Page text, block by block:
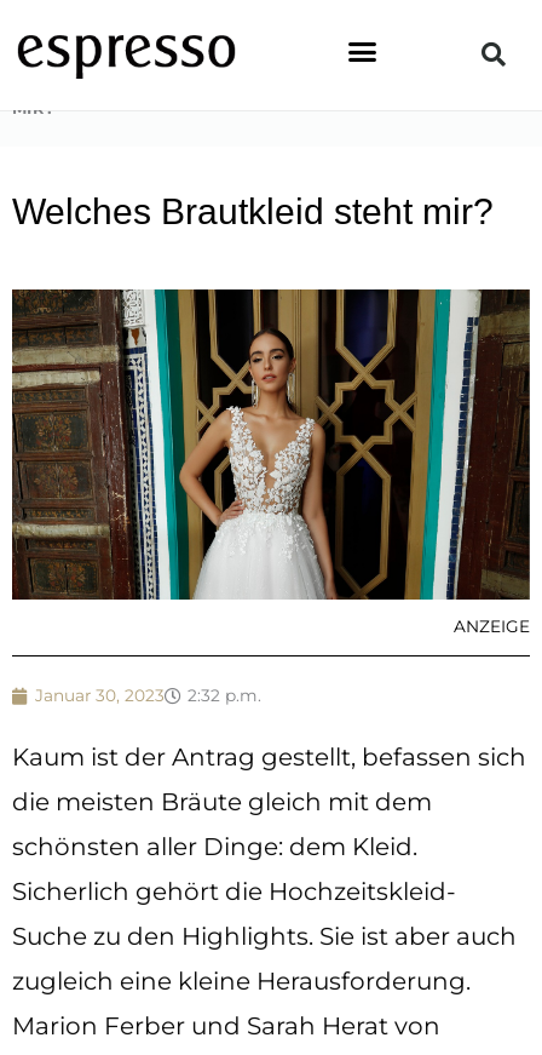
Inhalt
springen
STARTSEITE
MIR?
Welches Brautkleid steht mir?
ANZEIGE
Januar 30, 2023 2:32 p.m.
Kaum ist der Antrag gestellt, befassen sich
die meisten Bräute gleich mit dem
schönsten aller Dinge: dem Kleid.
Sicherlich gehört die Hochzeitskleid-
Suche zu den Highlights. Sie ist aber auch
zugleich eine kleine Herausforderung.
Marion Ferber und Sarah Herat von